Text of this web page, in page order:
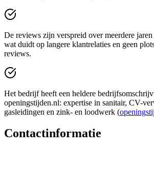
De reviews zijn verspreid over meerdere
wat duidt op langere klantrelaties en geen
reviews.
Het bedrijf heeft een heldere
openingstijden.nl: expertise in sanitair, CV-
gasleidingen en zink- en loodwerk (
Contactinformatie